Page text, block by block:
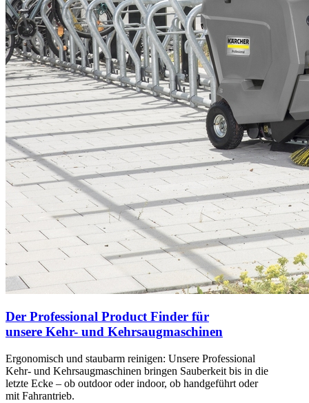
Der Professional Product Finder für
unsere Kehr- und Kehrsaugmaschinen
Ergonomisch und staubarm reinigen: Unsere Professional
Kehr- und Kehrsaugmaschinen bringen Sauberkeit bis in die
letzte Ecke – ob outdoor oder indoor, ob handgeführt oder
mit Fahrantrieb.